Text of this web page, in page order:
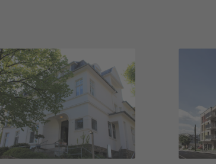
Helmut-Reimer-
Haus